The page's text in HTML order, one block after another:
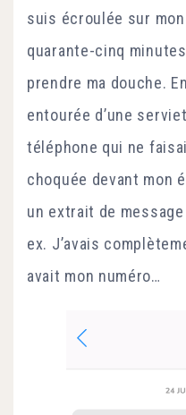
suis écroulée sur
quarante-cinq
prendre ma douche.
entourée d’une
téléphone qui ne
choquée devant mon
un extrait de
ex. J’avais
avait mon numéro…